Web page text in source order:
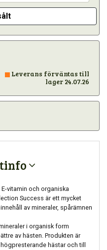
Leverans förväntas till
lager 24.07.26
vitamin och organiska
Success är ett mycket
av mineraler, spårämnen
i organisk form
av hästen. Produkten är
hästar och till